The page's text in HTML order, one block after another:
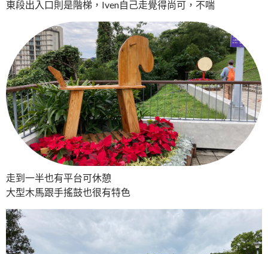
東段出入口則是階梯，Iven自己走覺得尚可，不喘
走到一半也有平台可休憩
大型木馬跟手搖鼓也很有特色